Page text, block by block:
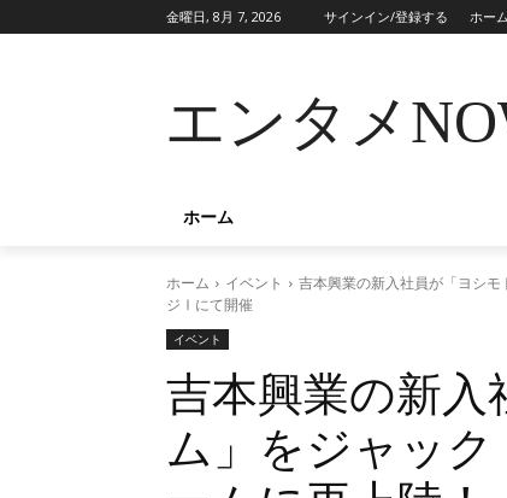
金曜日, 8月 7, 2026 サインイン/登録する ホーム
エンタメ
ホーム
ホーム イベント
吉本興業の新入社員が「ヨシ
ジⅠにて開催
イベント
吉本興業の新
ム」をジャッ